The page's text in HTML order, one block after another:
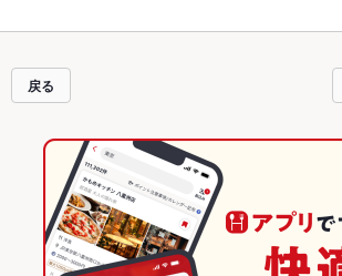
や季節のおすすめ料理など、お店の最新
で安心！24時間使える簡単便利なネット予約が使える
ホットペッパーグルメをご利用ください。
戻る